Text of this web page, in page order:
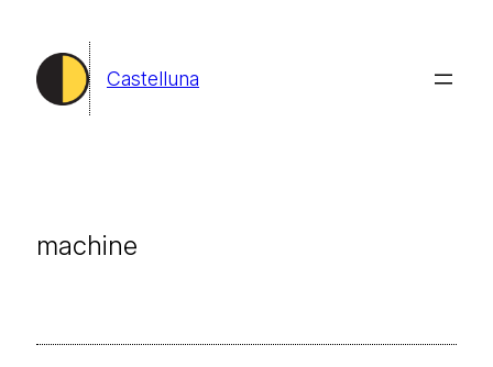
contenu
Castelluna
machine